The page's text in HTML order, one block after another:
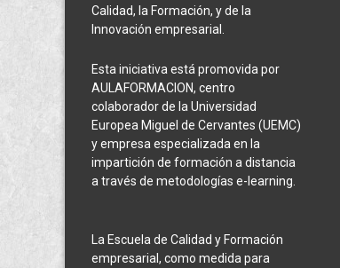
Calidad, la Formación, y de la
Innovación empresarial.
Esta iniciativa está promovida por
AULAFORMACION, centro
colaborador de la Universidad
Europea Miguel de Cervantes (UEMC)
y empresa especializada en la
impartición de formación a distancia
a través de metodologías e-learning.
La Escuela de Calidad y Formación
empresarial, como medida para